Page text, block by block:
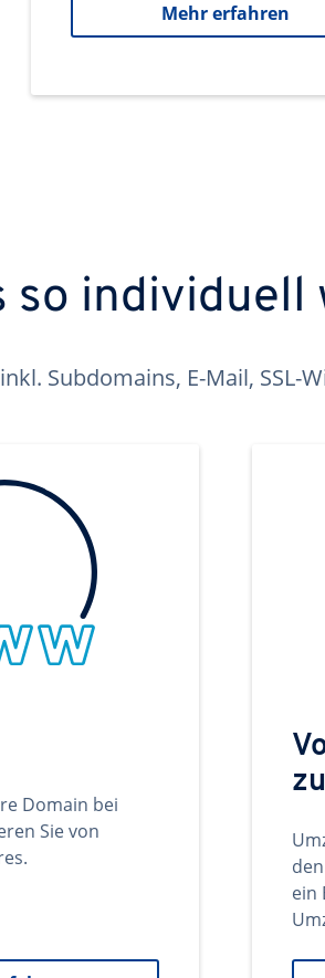
Mehr erfahren
so individuell
Subdomains, E-Mail, SSL-
Domain bei
Sie von
ein